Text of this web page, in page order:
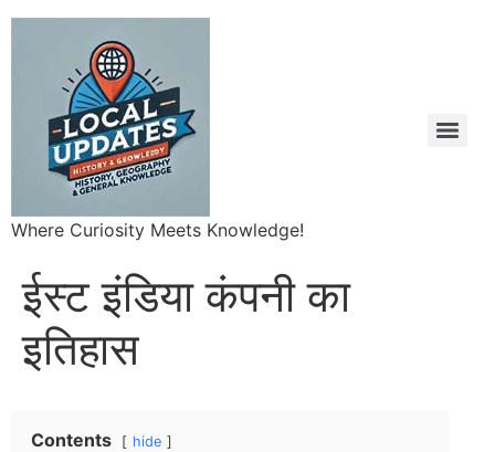
Where Curiosity Meets Knowledge!
ईस्ट इंडिया कंपनी का
इतिहास
Contents hide